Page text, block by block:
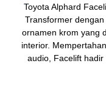
Toyota Alphard
Transformer
ornamen krom yang
interior.
audio, Facelift